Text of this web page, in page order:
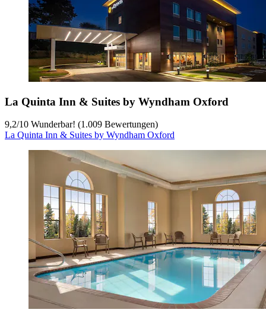
La Quinta Inn & Suites by Wyndham Oxford
9,2/10 Wunderbar! (1.009 Bewertungen)
La Quinta Inn & Suites by Wyndham Oxford